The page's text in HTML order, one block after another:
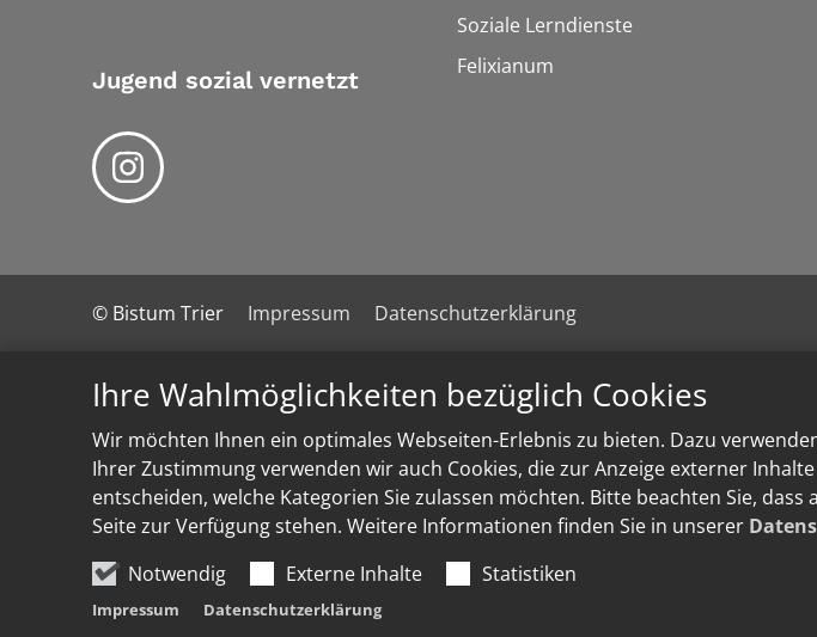
Ihre Wahlmöglichkeiten bezüglich Cookies
Wir möchten Ihnen ein optimales Webseiten-Erlebnis zu bieten. Dazu
Ihrer Zustimmung verwenden wir auch Cookies, die zur Anzeige externer
entscheiden, welche Kategorien Sie zulassen möchten. Bitte beachten Sie,
Seite zur Verfügung stehen. Weitere Informationen finden Sie in unserer
Notwendig
Externe Inhalte Statistiken
Impressum Datenschutzerklärung
Jugend sozial vernetzt
Soziale Lerndienste
Felixianum
© Bistum Trier Impressum Datenschutzerklärung